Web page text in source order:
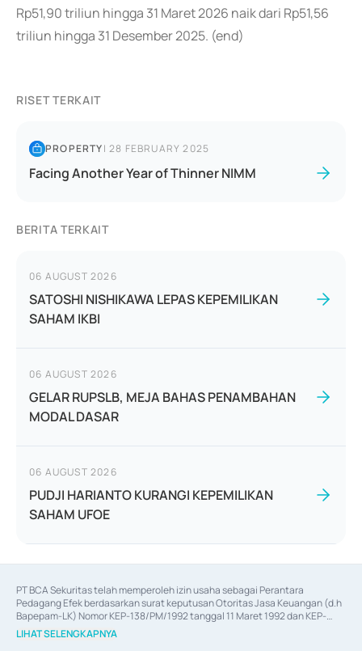
Rp51,90 triliun hingga 31 Maret 2026 naik dari Rp51,56
triliun hingga 31 Desember 2025. (end)
RISET TERKAIT
PROPERTY|28 FEBRUARY 2025
Facing Another Year of Thinner NIMM
BERITA TERKAIT
06 AUGUST 2026
SATOSHI NISHIKAWA LEPAS KEPEMILIKAN
SAHAM IKBI
06 AUGUST 2026
GELAR RUPSLB, MEJA BAHAS PENAMBAHAN
MODAL DASAR
06 AUGUST 2026
PUDJI HARIANTO KURANGI KEPEMILIKAN
SAHAM UFOE
PT BCA Sekuritas telah memperoleh izin usaha sebagai Perantara
Pedagang Efek berdasarkan surat keputusan Otoritas Jasa Keuangan (d.h
Bapepam-LK) Nomor KEP-138/PM/1992 tanggal 11 Maret 1992 dan KEP-
06/D.04/2014 tanggal 28 Februari 2014, izin usaha sebagai Penjamin Emisi
Efek berdasarkan surat keputusan Otoritas Jasa Keuangan Nomor KEP-
LIHAT SELENGKAPNYA